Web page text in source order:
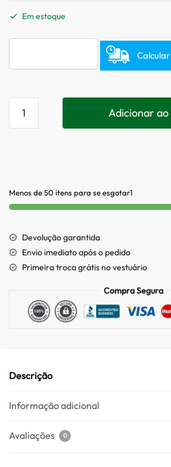
Em estoque
Adicionar
Menos de 50 itens para se esgotar1
Devolução garantida
Envio imediato após o pedido
Primeira troca grátis no vestuário
Compra Segura
Descrição
Informação adicional
Avaliações 0